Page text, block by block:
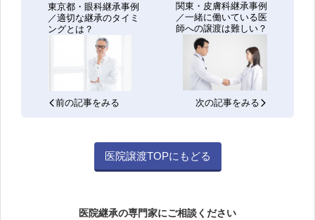
東京都・眼科継承事例
／適切な継承のタイミ
ングとは？
前の記事をみる
関東・皮膚科継承事例
／一緒に働いている医
師への譲渡は難しい？
次の記事をみる
医院譲渡TOPにもどる
医院継承の専門家にご相談ください